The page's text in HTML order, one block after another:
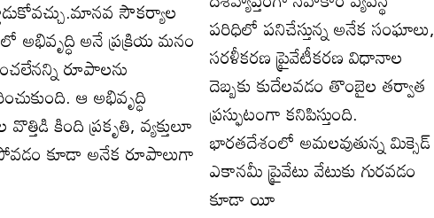
సౌకర్యాల
అభివృద్ధి అనే ప్రక్రియ మనం
రూపాలను
ఆ అభివృద్ధి
కింది ప్రకృతి, వ్యక్తులూ
కూడా అనేక రూపాలుగా
పరిధిలో పనిచేస్తున్న అనేక సంఘాలు,
సరళీకరణ ప్రైవేటీకరణ విధానాల
దెబ్బకు కుదేలవడం తొంబైల తర్వాత
ప్రస్ఫుటంగా కనిపిస్తుంది.
భారతదేశంలో అమలవుతున్న మిక్సెడ్
ఎకానమీ ప్రైవేటు వేటుకు గురవడం
కూడా యీ